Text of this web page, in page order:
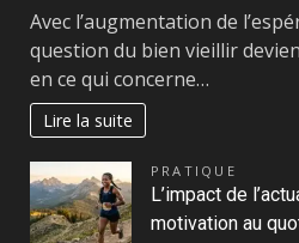
Avec l’augmentation de
question du bien vieillir
en ce qui concerne…
Lire la suite
PRATIQUE
L’impact de
motivation au